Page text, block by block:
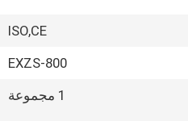
ISO,CE
EXZS-800
1 مجموعة